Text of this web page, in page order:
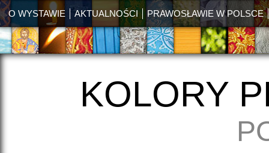
O WYSTAWIE AKTUALNOŚCI PRAWOSŁAWIE W POLSCE
KOLORY